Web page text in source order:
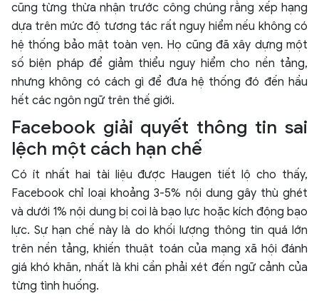
cũng từng thừa nhận trước công chúng rằng xếp hạng
dựa trên mức độ tương tác rất nguy hiểm nếu không có
hệ thống bảo mật toàn vẹn. Họ cũng đã xây dựng một
số biện pháp để giảm thiểu nguy hiểm cho nền tảng,
nhưng không có cách gì để đưa hệ thống đó đến hầu
hết các ngôn ngữ trên thế giới.
Facebook giải quyết thông tin sai
lệch một cách hạn chế
Có ít nhất hai tài liệu được Haugen tiết lộ cho thấy,
Facebook chỉ loại khoảng 3-5% nội dung gây thù ghét
và dưới 1% nội dung bị coi là bạo lực hoặc kích động bạo
lực. Sự hạn chế này là do khối lượng thông tin quá lớn
trên nền tảng, khiến thuật toán của mạng xã hội đánh
giá khó khăn, nhất là khi cần phải xét đến ngữ cảnh của
từng tình huống.